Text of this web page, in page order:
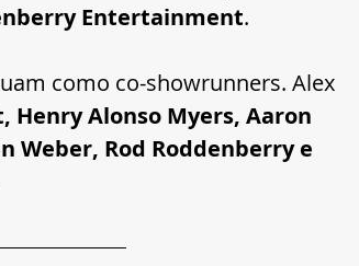
Entertainment.
como co-showrunners. Alex
Henry Alonso Myers, Aaron
Weber, Rod Roddenberry e